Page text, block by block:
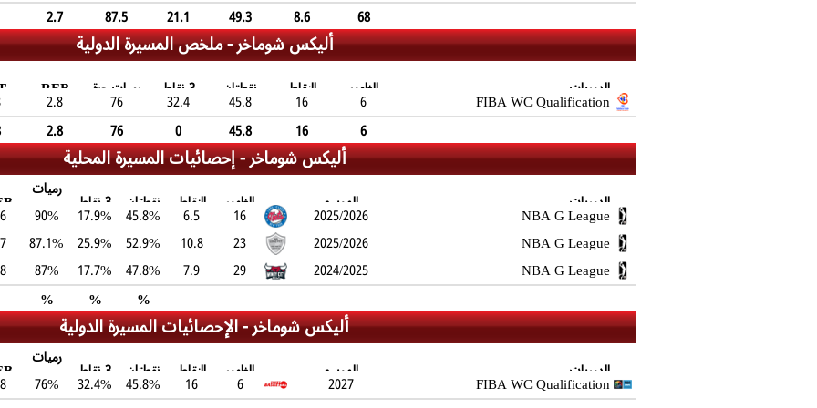
68
8.6
49.3
21.1
87.5
2.7
أليكس شوماخر -ملخص المسيرة الدولية
الدوريات الظهور النقاط نقطتان 3 نقاط رميات حرة REB FIBA WC Qualification
6
16
45.8
32.4
76
2.8
6
16
45.8
0
76
2.8
أليكس شوماخر -إحصائيات المسيرة المحلية
الدوريات الموسم الظهور النقاط نقطتان 3 نقاط
رميات
حرة
NBA G League
2025/2026
16
6.5
45.8%
17.9%
90%
NBA G League
2025/2026
23
10.8
52.9%
25.9%
87.1%
NBA G League
2024/2025
29
7.9
47.8%
17.7%
87%
%
%
%
أليكس شوماخر -الإحصائيات المسيرة الدولية
الدوريات الموسم الظهور النقاط نقطتان 3 نقاط
رميات
حرة
FIBA WC Qualification
2027
6
16
45.8%
32.4%
76%